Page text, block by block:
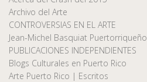
Archivo del Arte
CONTROVERSIAS EN EL ARTE
Jean-Michel Basquiat Puertorriqueño
PUBLICACIONES INDEPENDIENTES
Blogs Culturales en Puerto Rico
Arte Puerto Rico | Escritos